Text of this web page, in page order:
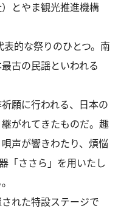
とやま観光推進機構
表的な祭りのひとつ。南
古の民謡といわれる
願に行われる、日本の
がれてきたものだ。趣
声が響きわたり、煩悩
「ささら」を用いたし
れた特設ステージで